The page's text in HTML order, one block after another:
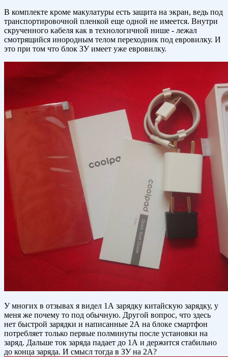
В комплекте кроме макулатуры есть защита на экран, ведь под
транспортировочной пленкой еще одной не имеется. Внутри
скрученного кабеля как в технологичной нише - лежал
смотрящийся инородным телом переходник под евровилку. И
это при том что блок ЗУ имеет уже евровилку.
У многих в отзывах я видел 1А зарядку китайскую зарядку, у
меня же почему то под обычную. Другой вопрос, что здесь
нет быстрой зарядки и написанные 2А на блоке смартфон
потребляет только первые полминуты после установки на
заряд. Дальше ток заряда падает до 1А и держится стабильно
до конца заряда. И смысл тогда в ЗУ на 2А?